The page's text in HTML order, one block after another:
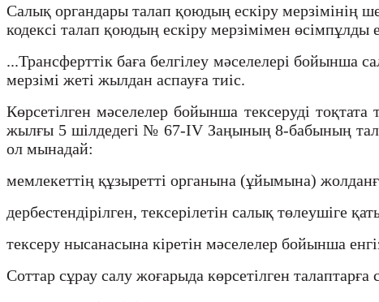
Салық органдары талап қоюдың ескіру мерзімінің
кодексі талап қоюдың ескіру мерзімімен өсімпұлды
...Трансферттік баға белгілеу мәселелері бойынша
мерзімі жеті жылдан аспауға тиіс.
Көрсетілген мәселелер бойынша тексеруді
жылғы 5 шілдедегі № 67-IV Заңының 8-бабының
ол мынадай:
мемлекеттің құзыретті органына (ұйымына)
дербестендірілген, тексерілетін салық төлеушіге
тексеру нысанасына кіретін мәселелер бойынша
Соттар сұрау салу жоғарыда көрсетілген